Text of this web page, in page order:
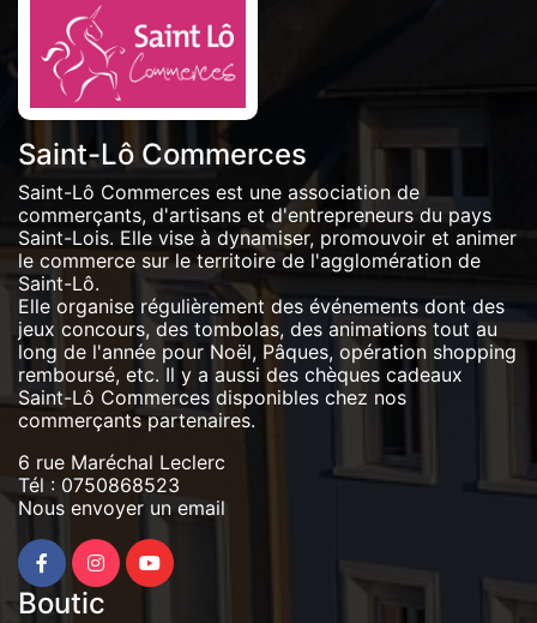
Saint-Lô Commerces
Saint-Lô Commerces est une association de
commerçants, d'artisans et d'entrepreneurs du pays
Saint-Lois. Elle vise à dynamiser, promouvoir et animer
le commerce sur le territoire de l'agglomération de
Saint-Lô.
Elle organise régulièrement des événements dont des
jeux concours, des tombolas, des animations tout au
long de l'année pour Noël, Pâques, opération shopping
remboursé, etc. Il y a aussi des chèques cadeaux
Saint-Lô Commerces disponibles chez nos
commerçants partenaires.
6 rue Maréchal Leclerc
Tél : 0750868523
Nous envoyer un email
Boutic